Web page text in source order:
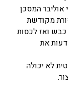
אוליבר המסכן
מקודשת
כבש ואז לכסות
את
לא יכולה